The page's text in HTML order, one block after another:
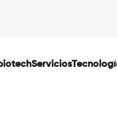
Servicios